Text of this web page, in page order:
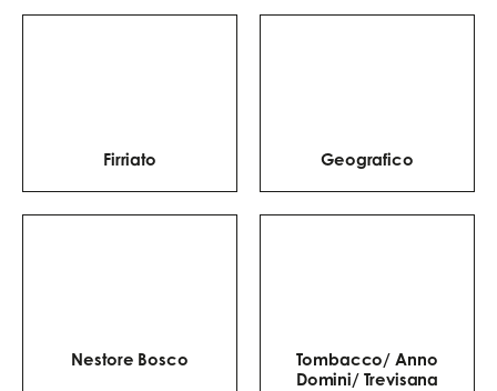
gourmandise de la
Firriato Geografico
Nestore Bosco
Tombacco/ Anno
Domini/ Trevisana